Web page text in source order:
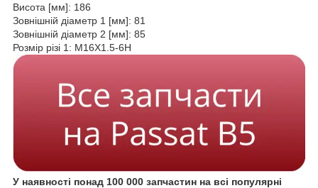
Висота [мм]: 186
Зовнішній діаметр 1 [мм]: 81
Зовнішній діаметр 2 [мм]: 85
Розмір різі 1: M16X1.5-6H
У наявності понад 100 000 запчастин на всі популярні